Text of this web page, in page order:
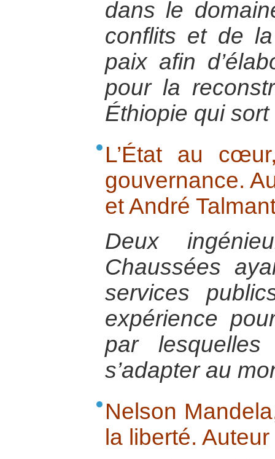
dans le
conflits et de
paix afin
pour la
Éthiopie qui sort
L’État au
gouvernance.
et André
Deux
Chaussées
services
expérience
par
s’adapter au
Nelson
la liberté.